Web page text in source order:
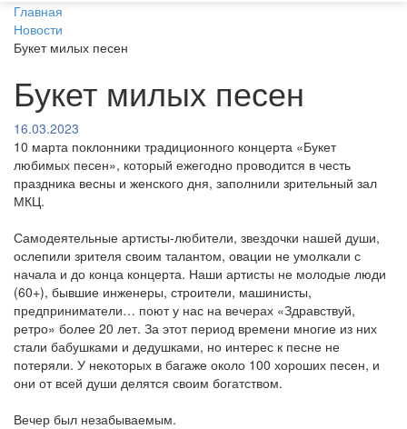
Главная
Новости
Букет милых песен
Букет милых песен
16.03.2023
10 марта поклонники традиционного концерта «Букет
любимых песен», который ежегодно проводится в честь
праздника весны и женского дня, заполнили зрительный зал
МКЦ.
Самодеятельные артисты-любители, звездочки нашей души,
ослепили зрителя своим талантом, овации не умолкали с
начала и до конца концерта. Наши артисты не молодые люди
(60+), бывшие инженеры, строители, машинисты,
предприниматели… поют у нас на вечерах «Здравствуй,
ретро» более 20 лет. За этот период времени многие из них
стали бабушками и дедушками, но интерес к песне не
потеряли. У некоторых в багаже около 100 хороших песен, и
они от всей души делятся своим богатством.
Вечер был незабываемым.